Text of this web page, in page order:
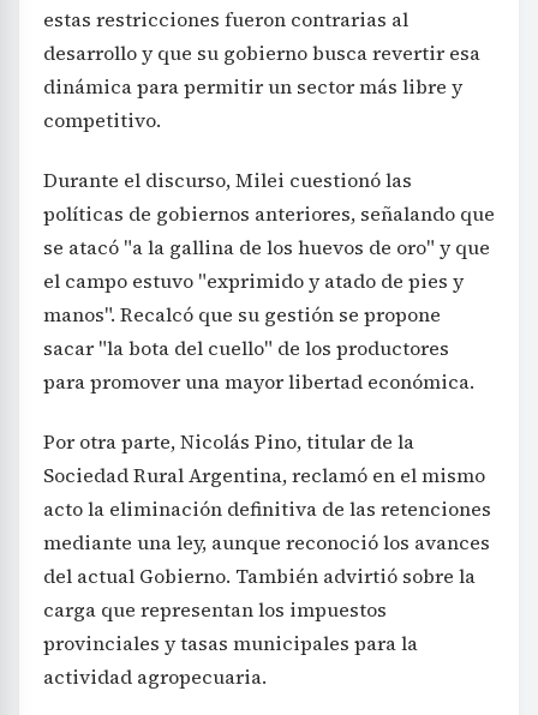
estas restricciones fueron contrarias al
desarrollo y que su gobierno busca revertir esa
dinámica para permitir un sector más libre y
competitivo.
Durante el discurso, Milei cuestionó las
políticas de gobiernos anteriores, señalando que
se atacó "a la gallina de los huevos de oro" y que
el campo estuvo "exprimido y atado de pies y
manos". Recalcó que su gestión se propone
sacar "la bota del cuello" de los productores
para promover una mayor libertad económica.
Por otra parte, Nicolás Pino, titular de la
Sociedad Rural Argentina, reclamó en el mismo
acto la eliminación definitiva de las retenciones
mediante una ley, aunque reconoció los avances
del actual Gobierno. También advirtió sobre la
carga que representan los impuestos
provinciales y tasas municipales para la
actividad agropecuaria.